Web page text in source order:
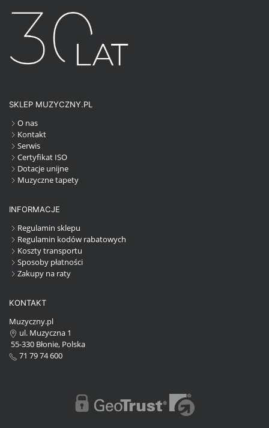
SKLEP MUZYCZNY.PL
O nas
Kontakt
Serwis
Certyfikat ISO
Dotacje unijne
Muzyczne tapety
INFORMACJE
Regulamin sklepu
Regulamin kodów rabatowych
Koszty transportu
Sposoby płatności
Zakupy na raty
KONTAKT
Muzyczny.pl
ul. Muzyczna 1
55-330 Błonie, Polska
71 79 74 600